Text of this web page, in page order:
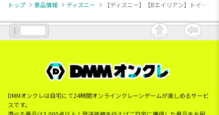
トップ
景品情報 ディズニー 【ディズニー】【Bエイリアン】トイ・ストーリー “トイ・ストーリー”30周年 ミルキーボア マスコット
DMMオンクレは自宅にて24時間オンラインクレーンゲームが楽しめるサービ
スです。